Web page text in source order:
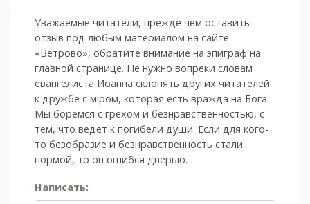
Уважаемые читатели, прежде чем оставить
отзыв под любым материалом на сайте
«Ветрово», обратите внимание на эпиграф на
главной странице. Не нужно вопреки словам
евангелиста Иоанна склонять других читателей
к дружбе с мiром, которая есть вражда на Бога.
Мы боремся с грехом и без­нрав­ствен­ностью, с
тем, что ведёт к погибели души. Если для кого-
то безобразие и безнравственность стали
нормой, то он ошибся дверью.
Написать: